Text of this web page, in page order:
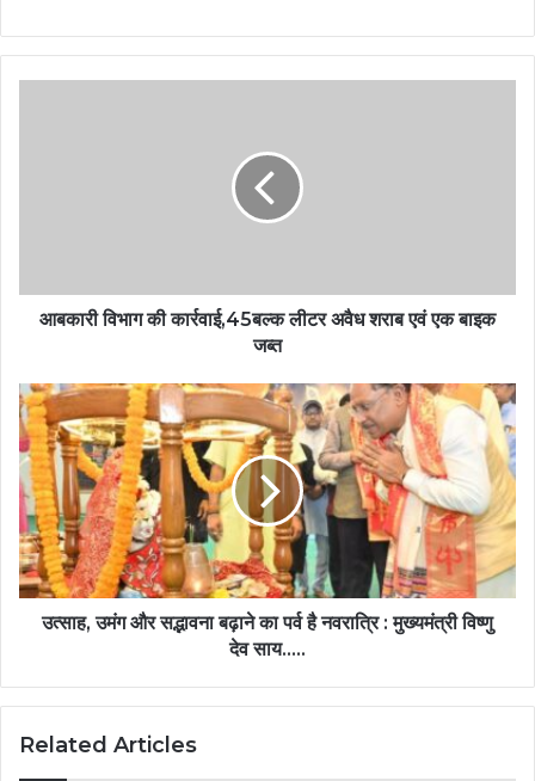
आबकारी विभाग की कार्रवाई,45बल्क लीटर अवैध शराब एवं एक बाइक
जब्त
उत्साह, उमंग और सद्भावना बढ़ाने का पर्व है नवरात्रि : मुख्यमंत्री विष्णु
देव साय…..
Related Articles